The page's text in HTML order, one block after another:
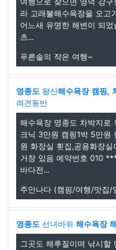
라 고래불해수욕장을 오고
어느새 유명한 해변이 되
츠...
푸른솔의 작은 여행~
영종도 왕산해수욕장 캠핑,
려견동반
해수욕장 영종도 차박지로
크닉 3만원 캠핑1박 5만원
원 화장실 횟집,공용화장
거장 있음 예약번호 010
바다전...
주안나다 (캠핑/여행/맛집/
영종도 선녀바위 해수욕장
그곳도 해루질이며 낚시할